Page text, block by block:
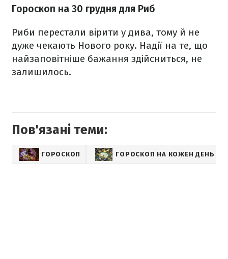
Гороскоп на 30 грудня для Риб
Риби перестали вірити у дива, тому й не
дуже чекають Нового року. Надії на те, що
найзаповітніше бажання здійсниться, не
залишилось.
Пов'язані теми:
ГОРОСКОП ГОРОСКОП НА КОЖЕН ДЕНЬ